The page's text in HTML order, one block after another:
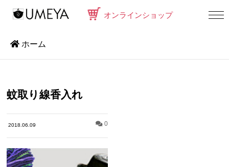
オンラインショップ
ホーム
蚊取り線香入れ
2018.06.09 0